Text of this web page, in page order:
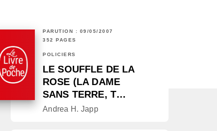
PARUTION : 09/05/2007
352 PAGES
POLICIERS
LE SOUFFLE DE LA
ROSE (LA DAME
SANS TERRE, T…
Andrea H. Japp